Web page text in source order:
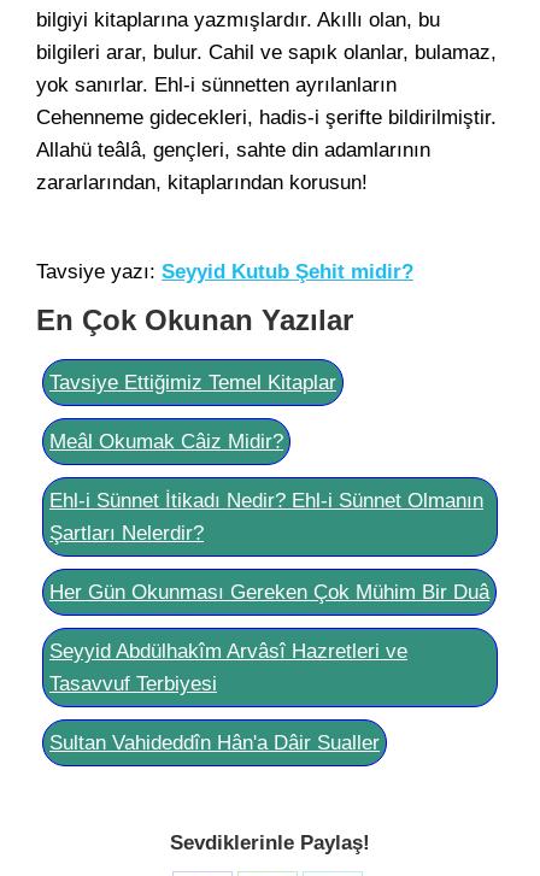
bilgiyi kitaplarına yazmışlardır. Akıllı olan, bu
bilgileri arar, bulur. Cahil ve sapık olanlar, bulamaz,
yok sanırlar. Ehl-i sünnetten ayrılanların
Cehenneme gidecekleri, hadis-i şerifte bildirilmiştir.
Allahü teâlâ, gençleri, sahte din adamlarının
zararlarından, kitaplarından korusun!
Tavsiye yazı: Seyyid Kutub Şehit midir?
En Çok Okunan Yazılar
Tavsiye Ettiğimiz Temel Kitaplar
Meâl Okumak Câiz Midir?
Ehl-i Sünnet İtikadı Nedir? Ehl-i Sünnet Olmanın
Şartları Nelerdir?
Her Gün Okunması Gereken Çok Mühim Bir Duâ
Seyyid Abdülhakîm Arvâsî Hazretleri ve
Tasavvuf Terbiyesi
Sultan Vahideddîn Hân'a Dâir Sualler
Sevdiklerinle Paylaş!